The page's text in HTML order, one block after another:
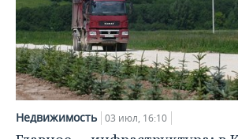
Недвижимость 03 июл, 16:10